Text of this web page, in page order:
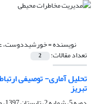
نویسنده =خورشیددوست،
تعداد مقالات: 2
تحلیل آماری- توصیفی
تبریز